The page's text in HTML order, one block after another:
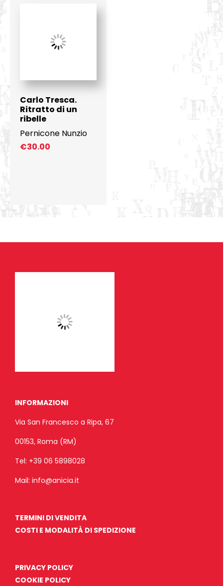
Carlo Tresca.
Ritratto di un
ribelle
Pernicone Nunzio
€30.00
INFORMAZIONI
Via San Francesco a Ripa, 67
00153, Roma (RM)
Tel: +39 06 5898028
Mail: info@anicia.it
TERMINI DI VENDITA
COSTI E MODALITÀ DI SPEDIZIONE
PRIVACY POLICY
COOKIE POLICY